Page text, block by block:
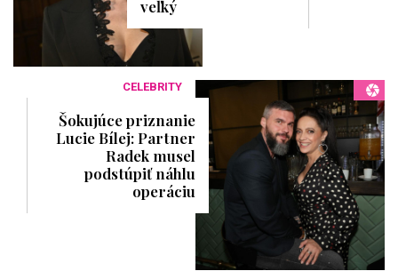
veľký
CELEBRITY
Šokujúce priznanie
Lucie Bílej: Partner
Radek musel
podstúpiť náhlu
operáciu